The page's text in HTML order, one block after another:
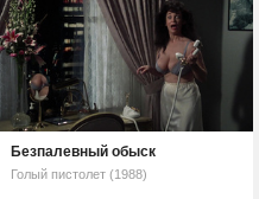
Безпалевный обыск
Голый пистолет (1988)